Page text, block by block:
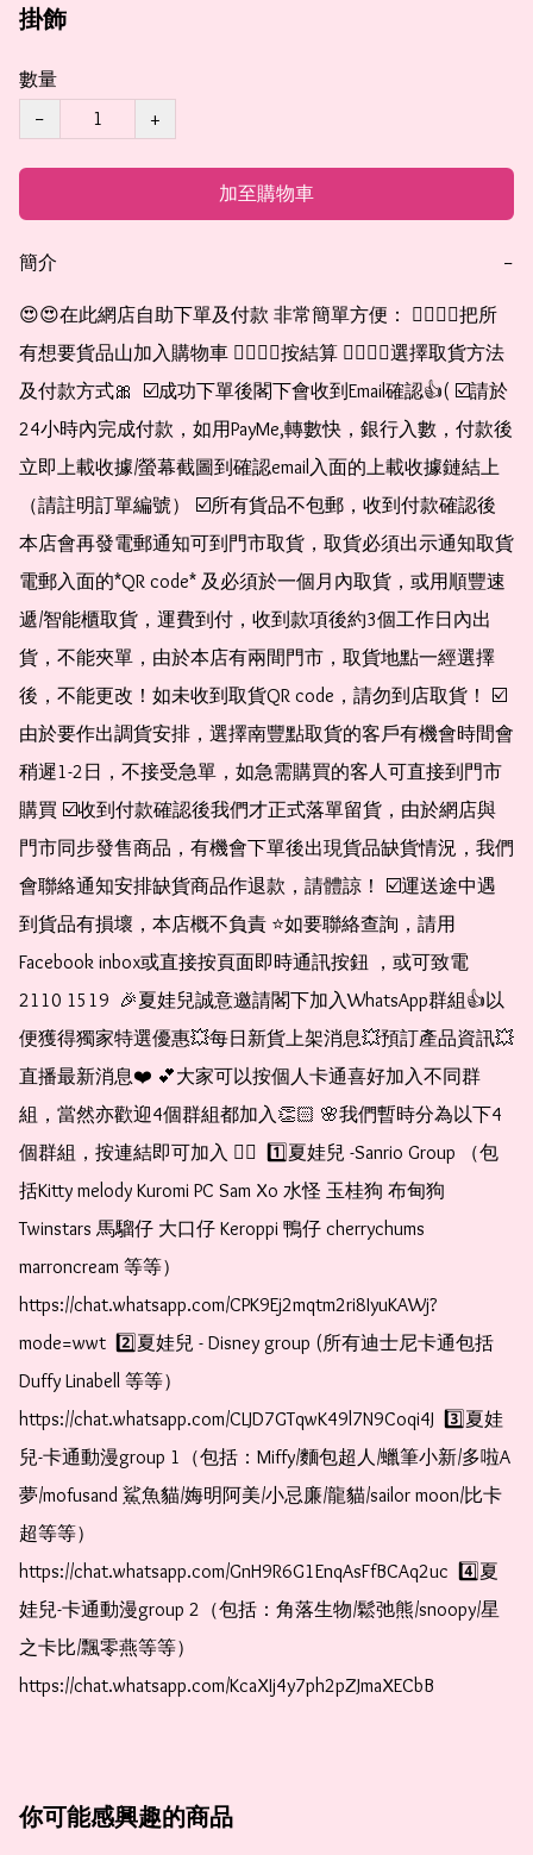
掛飾
數量
−
+
加至購物車
簡介 −
😍😍在此網店自助下單及付款 非常簡單方便： 👉🏻👉🏻把所
有想要貨品山加入購物車 👉🏻👉🏻按結算 👉🏻👉🏻選擇取貨方法
及付款方式🎀  ☑️成功下單後閣下會收到Email確認👍( ☑️請於
24小時內完成付款，如用PayMe,轉數快，銀行入數，付款後
立即上載收據/螢幕截圖到確認email入面的上載收據鏈結上
（請註明訂單編號） ☑️所有貨品不包郵，收到付款確認後
本店會再發電郵通知可到門市取貨，取貨必須出示通知取貨
電郵入面的*QR code* 及必須於一個月內取貨，或用順豐速
遞/智能櫃取貨，運費到付，收到款項後約3個工作日內出
貨，不能夾單，由於本店有兩間門市，取貨地點一經選擇
後，不能更改！如未收到取貨QR code，請勿到店取貨！ ☑️
由於要作出調貨安排，選擇南豐點取貨的客戶有機會時間會
稍遲1-2日，不接受急單，如急需購買的客人可直接到門市
購買 ☑️收到付款確認後我們才正式落單留貨，由於網店與
門市同步發售商品，有機會下單後出現貨品缺貨情況，我們
會聯絡通知安排缺貨商品作退款，請體諒！ ☑️運送途中遇
到貨品有損壞，本店概不負責 ⭐️如要聯絡查詢，請用
Facebook inbox或直接按頁面即時通訊按鈕 ，或可致電
2110 1519  🎉夏娃兒誠意邀請閣下加入WhatsApp群組👍以
便獲得獨家特選優惠💥每日新貨上架消息💥預訂產品資訊💥
直播最新消息❤️ 💕大家可以按個人卡通喜好加入不同群
組，當然亦歡迎4個群組都加入👏🏻 🌸我們暫時分為以下4
個群組，按連結即可加入 👇🏻  1️⃣夏娃兒 -Sanrio Group （包
括Kitty melody Kuromi PC Sam Xo 水怪 玉桂狗 布甸狗
Twinstars 馬騮仔 大口仔 Keroppi 鴨仔 cherrychums
marroncream 等等）
https://chat.whatsapp.com/CPK9Ej2mqtm2ri8IyuKAWj?
mode=wwt  2️⃣夏娃兒 - Disney group (所有迪士尼卡通包括
Duffy Linabell 等等）
https://chat.whatsapp.com/CLJD7GTqwK49l7N9Coqi4J  3️⃣夏娃
兒-卡通動漫group 1（包括：Miffy/麵包超人/蠟筆小新/多啦A
夢/mofusand 鯊魚貓/娒明阿美/小忌廉/龍貓/sailor moon/比卡
超等等）
https://chat.whatsapp.com/GnH9R6G1EnqAsFfBCAq2uc  4️⃣夏
娃兒-卡通動漫group 2（包括：角落生物/鬆弛熊/snoopy/星
之卡比/飄零燕等等）
https://chat.whatsapp.com/KcaXIj4y7ph2pZJmaXECbB
你可能感興趣的商品